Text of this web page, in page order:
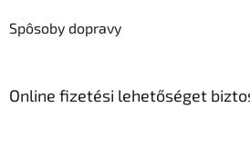
Spôsoby dopravy
Online fizetési lehetőséget